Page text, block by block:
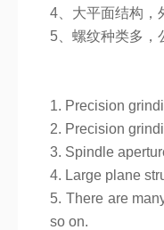
4、大平面结构，
5、螺纹种类多，
1. Precision
2. Precision
3. Spindle
4. Large plane
5. There are
so on.